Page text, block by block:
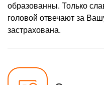
образованны. Только
головой отвечают за
застрахована.